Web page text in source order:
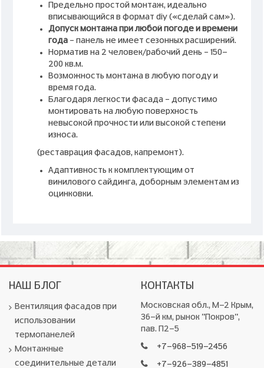
Предельно простой монтаж, идеально
вписывающийся в формат diy («сделай сам»).
Допуск монтажа при любой погоде и времени
года – панель не имеет сезонных расширений.
Норматив на 2 человек/рабочий день – 150-
200 кв.м.
Возможность монтажа в любую погоду и
время года.
Благодаря легкости фасада – допустимо
монтировать на любую поверхность
невысокой прочности или высокой степени
износа.
(реставрация фасадов, капремонт).
Адаптивность к комплектующим от
винилового сайдинга, доборным элементам из
оцинковки.
НАШ БЛОГ
Вентиляция фасадов при
использовании
термопанелей
Монтажные
соединительные детали
КОНТАКТЫ
Московская обл., М-2 Крым,
36-й км, рынок "Покров",
пав. П2-5
+7-968-519-2456
+7-926-389-4851